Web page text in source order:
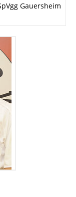
Gauersheim